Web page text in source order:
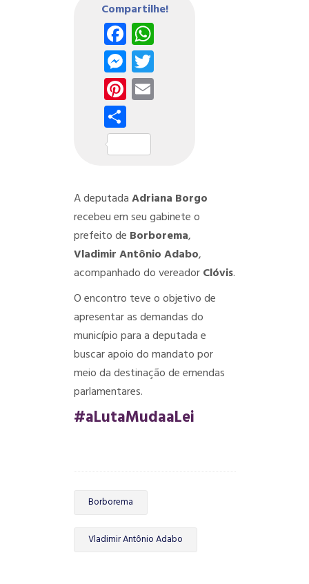
Compartilhe!
Facebook
WhatsApp
Messenger
Twitter
Pinterest
Email
Share
A deputadaAdriana Borgo
recebeu em seu gabinete o
prefeito de Borborema,
Vladimir Antônio Adabo,
acompanhado do vereadorClóvis.
O encontro teve o objetivo de
apresentar as demandas do
município para a deputada e
buscar apoio do mandato por
meio da destinação de emendas
parlamentares.
#aLutaMudaaLei
Borborema
Vladimir Antônio Adabo